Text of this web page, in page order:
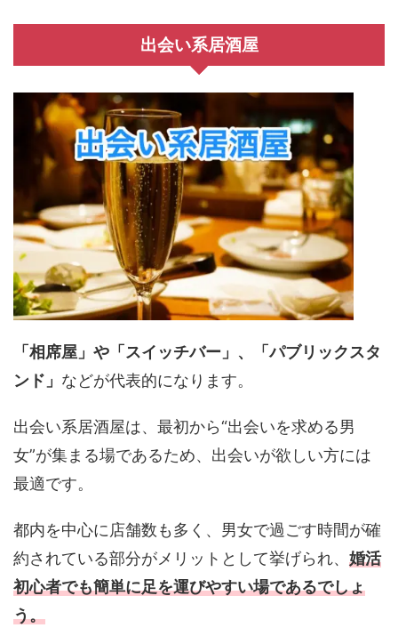
出会い系居酒屋
「相席屋」や「スイッチバー」、「パブリックスタ
ンド」 などが代表的になります。
出会い系居酒屋は、最初から“出会いを求める男
女”が集まる場であるため、出会いが欲しい方には
最適です。
都内を中心に店舗数も多く、男女で過ごす時間が確
約されている部分がメリットとして挙げられ、 婚活
初心者でも簡単に足を運びやすい場であるでしょ
う。